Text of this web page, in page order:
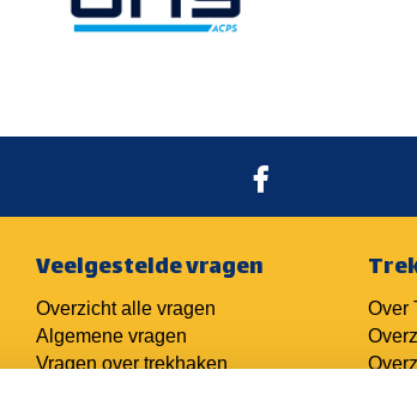
Veelgestelde vragen
Overzicht alle vragen
Algemene vragen
Vragen over trekhaken
Over